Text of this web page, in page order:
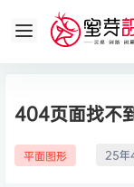
404页面找不
平面图形 25年